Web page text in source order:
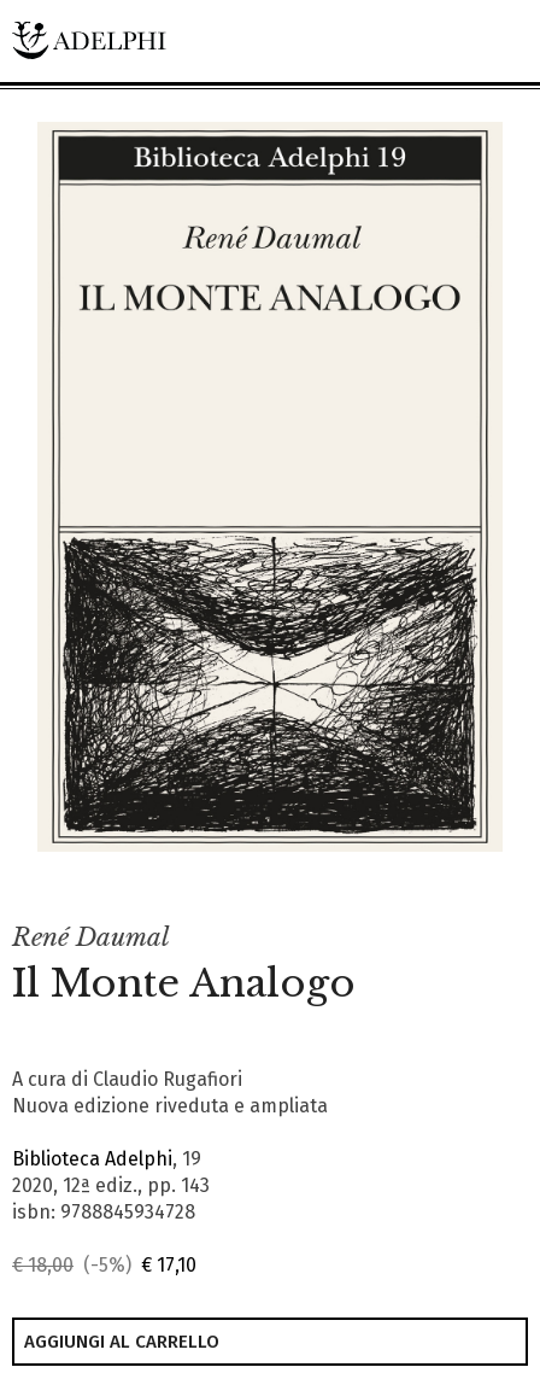
René Daumal
Il Monte Analogo
A cura di Claudio Rugafiori
Nuova edizione riveduta e ampliata
Biblioteca Adelphi, 19
2020, 12ª ediz., pp. 143
isbn: 9788845934728
€ 18,00 (-5%) € 17,10
AGGIUNGI AL CARRELLO